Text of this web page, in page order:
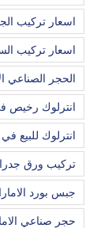
اسعار تركيب
اسعار تركيب
الحجر الصناعي
انترلوك رخيص
انترلوك للبيع
تركيب ورق
جبس بورد
حجر صناعي